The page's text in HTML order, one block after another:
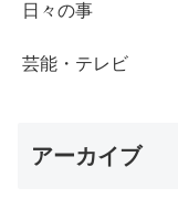
日々の事
芸能・テレビ
アーカイブ